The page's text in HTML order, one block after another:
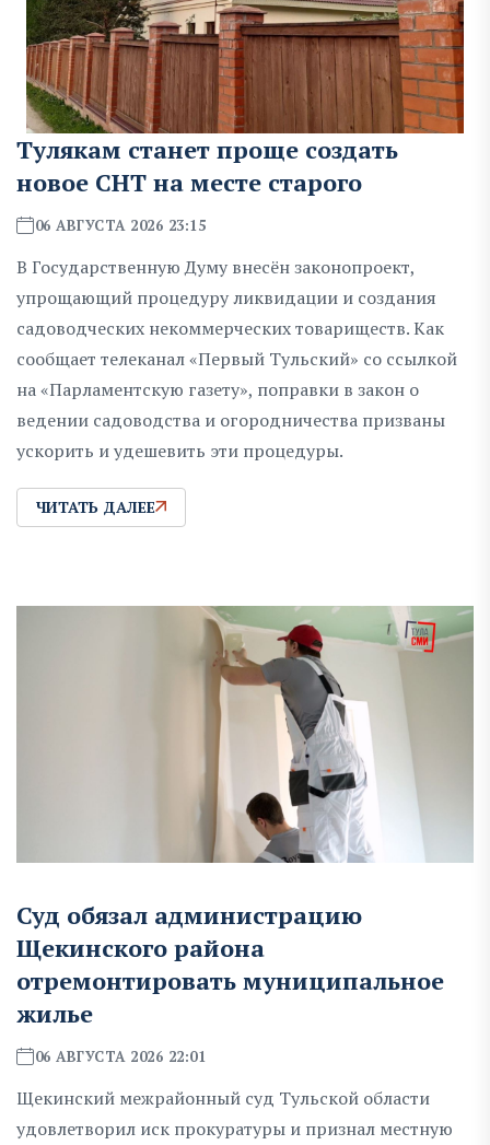
Тулякам станет проще создать
новое СНТ на месте старого
06 АВГУСТА 2026 23:15
В Государственную Думу внесён законопроект,
упрощающий процедуру ликвидации и создания
садоводческих некоммерческих товариществ. Как
сообщает телеканал «Первый Тульский» со ссылкой
на «Парламентскую газету», поправки в закон о
ведении садоводства и огородничества призваны
ускорить и удешевить эти процедуры.
ЧИТАТЬ ДАЛЕЕ
Суд обязал администрацию
Щекинского района
отремонтировать муниципальное
жилье
06 АВГУСТА 2026 22:01
Щекинский межрайонный суд Тульской области
удовлетворил иск прокуратуры и признал местную